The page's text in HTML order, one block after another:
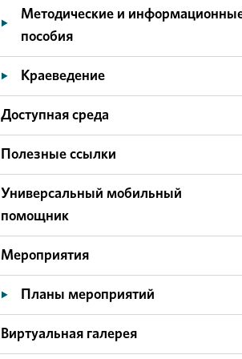
Методические и
пособия
Краеведение
Доступная среда
Полезные ссылки
Универсальный мобильный
помощник
Мероприятия
Планы мероприятий
Виртуальная галерея